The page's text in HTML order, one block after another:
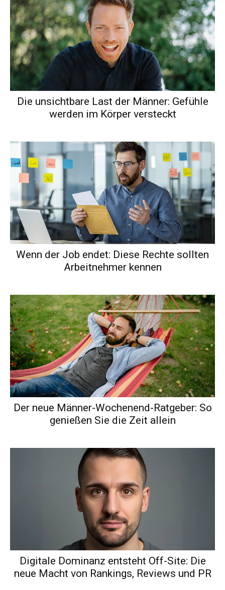
Die unsichtbare Last der Männer: Gefühle
werden im Körper versteckt
Wenn der Job endet: Diese Rechte sollten
Arbeitnehmer kennen
Der neue Männer-Wochenend-Ratgeber: So
genießen Sie die Zeit allein
Digitale Dominanz entsteht Off-Site: Die
neue Macht von Rankings, Reviews und PR